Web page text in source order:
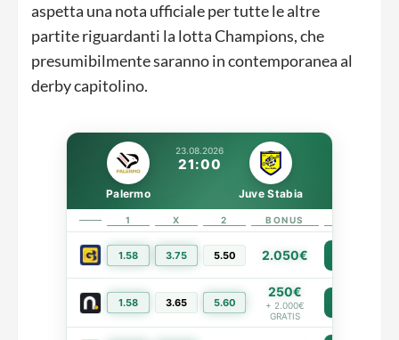
aspetta una nota ufficiale per tutte le altre
partite riguardanti la lotta Champions, che
presumibilmente saranno in contemporanea al
derby capitolino.
23.08.2026
21:00
Palermo Juve Stabia
1 X 2 BONUS
1.58 3.75 5.50 2.050€
1.58 3.65 5.60
250€
+ 2.000€
GRATIS